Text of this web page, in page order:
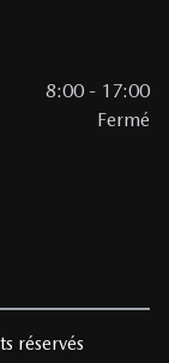
8:00 - 17:00
Fermé
réservés